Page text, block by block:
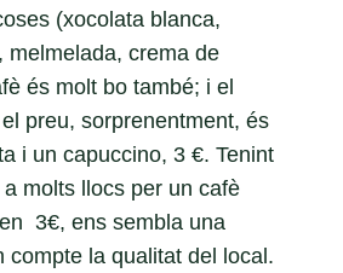
(xocolata blanca,
melmelada, crema de
és molt bo també; i el
preu, sorprenentment, és
i un capuccino, 3 €. Tenint
molts llocs per un cafè
3€, ens sembla una
compte la qualitat del local.